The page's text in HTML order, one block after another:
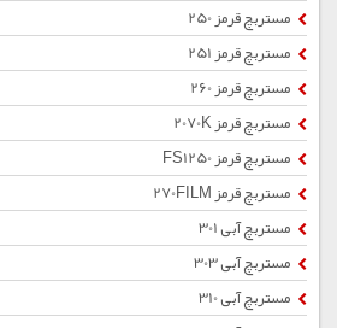
مستربچ قرمز 250
مستربچ قرمز 251
مستربچ قرمز 260
مستربچ قرمز 2070K
مستربچ قرمز FS1250
مستربچ قرمز 270FILM
مستربچ آبی 301
مستربچ آبی 303
مستربچ آبی 310